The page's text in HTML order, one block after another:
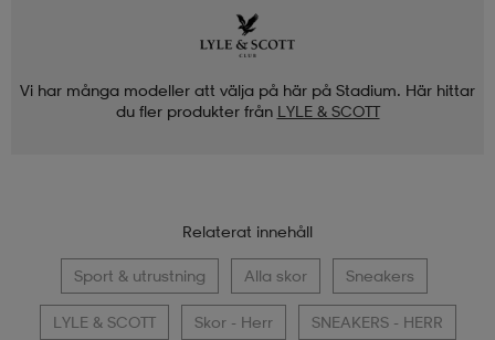
Vi har många modeller att välja på här på Stadium. Här hittar
du fler produkter från LYLE & SCOTT
Relaterat innehåll
Sport & utrustning Alla skor Sneakers
LYLE & SCOTT Skor - Herr SNEAKERS - HERR